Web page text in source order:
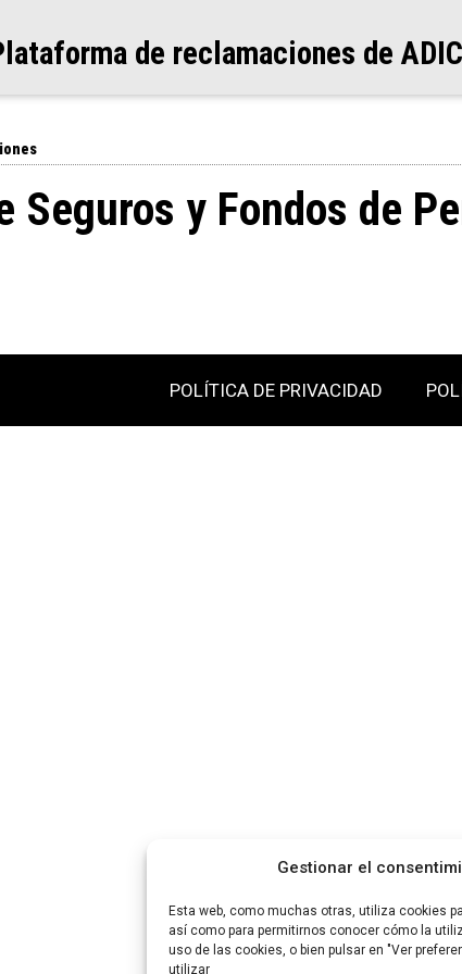
Gestionar el
Esta web, como muchas otras, utiliza cookies
así como para permitirnos conocer cómo la
uso de las cookies, o bien pulsar en "Ver
utilizar
de reclamaciones de
Seguros y Fondos de
POLÍTICA DE PRIVACIDAD